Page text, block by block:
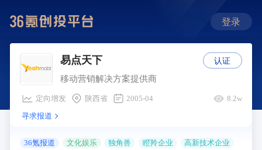
登录
易点天下
移动营销解决方案提供商
定向增发 陕西省 2005-04 8.2w
寻求报道
36氪报道 文化娱乐 独角兽 瞪羚企业 高新技术企业
认证